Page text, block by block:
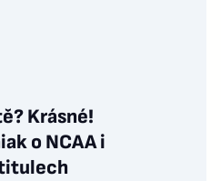
Krásné!
o NCAA i